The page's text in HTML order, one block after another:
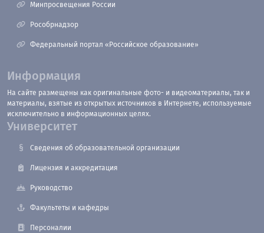
Минпросвещения России
Рособрнадзор
Федеральный портал «Российское образование»
Информация
На сайте размещены как оригинальные фото- и видеоматериалы, так и
материалы, взятые из открытых источников в Интернете, используемые
исключительно в информационных целях.
Университет
Сведения об образовательной организации
Лицензия и аккредитация
Руководство
Факультеты и кафедры
Персоналии